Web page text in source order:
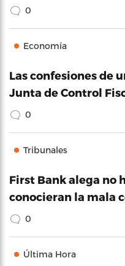
0
Economía
Las confesiones de
Junta de Control
0
Tribunales
First Bank alega no
conocieran la mala
0
Última Hora